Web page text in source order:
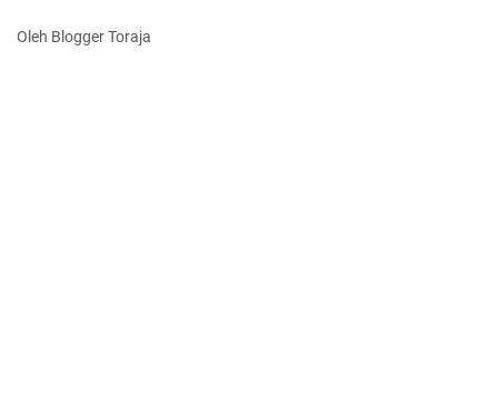
Oleh Blogger Toraja